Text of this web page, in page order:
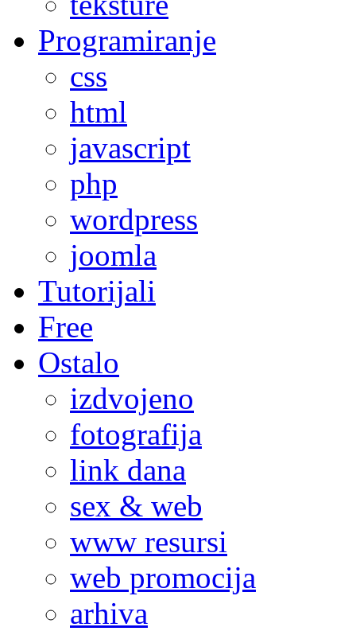
Programiranje
css
html
javascript
php
wordpress
joomla
Tutorijali
Free
Ostalo
izdvojeno
fotografija
link dana
sex & web
www resursi
web promocija
arhiva